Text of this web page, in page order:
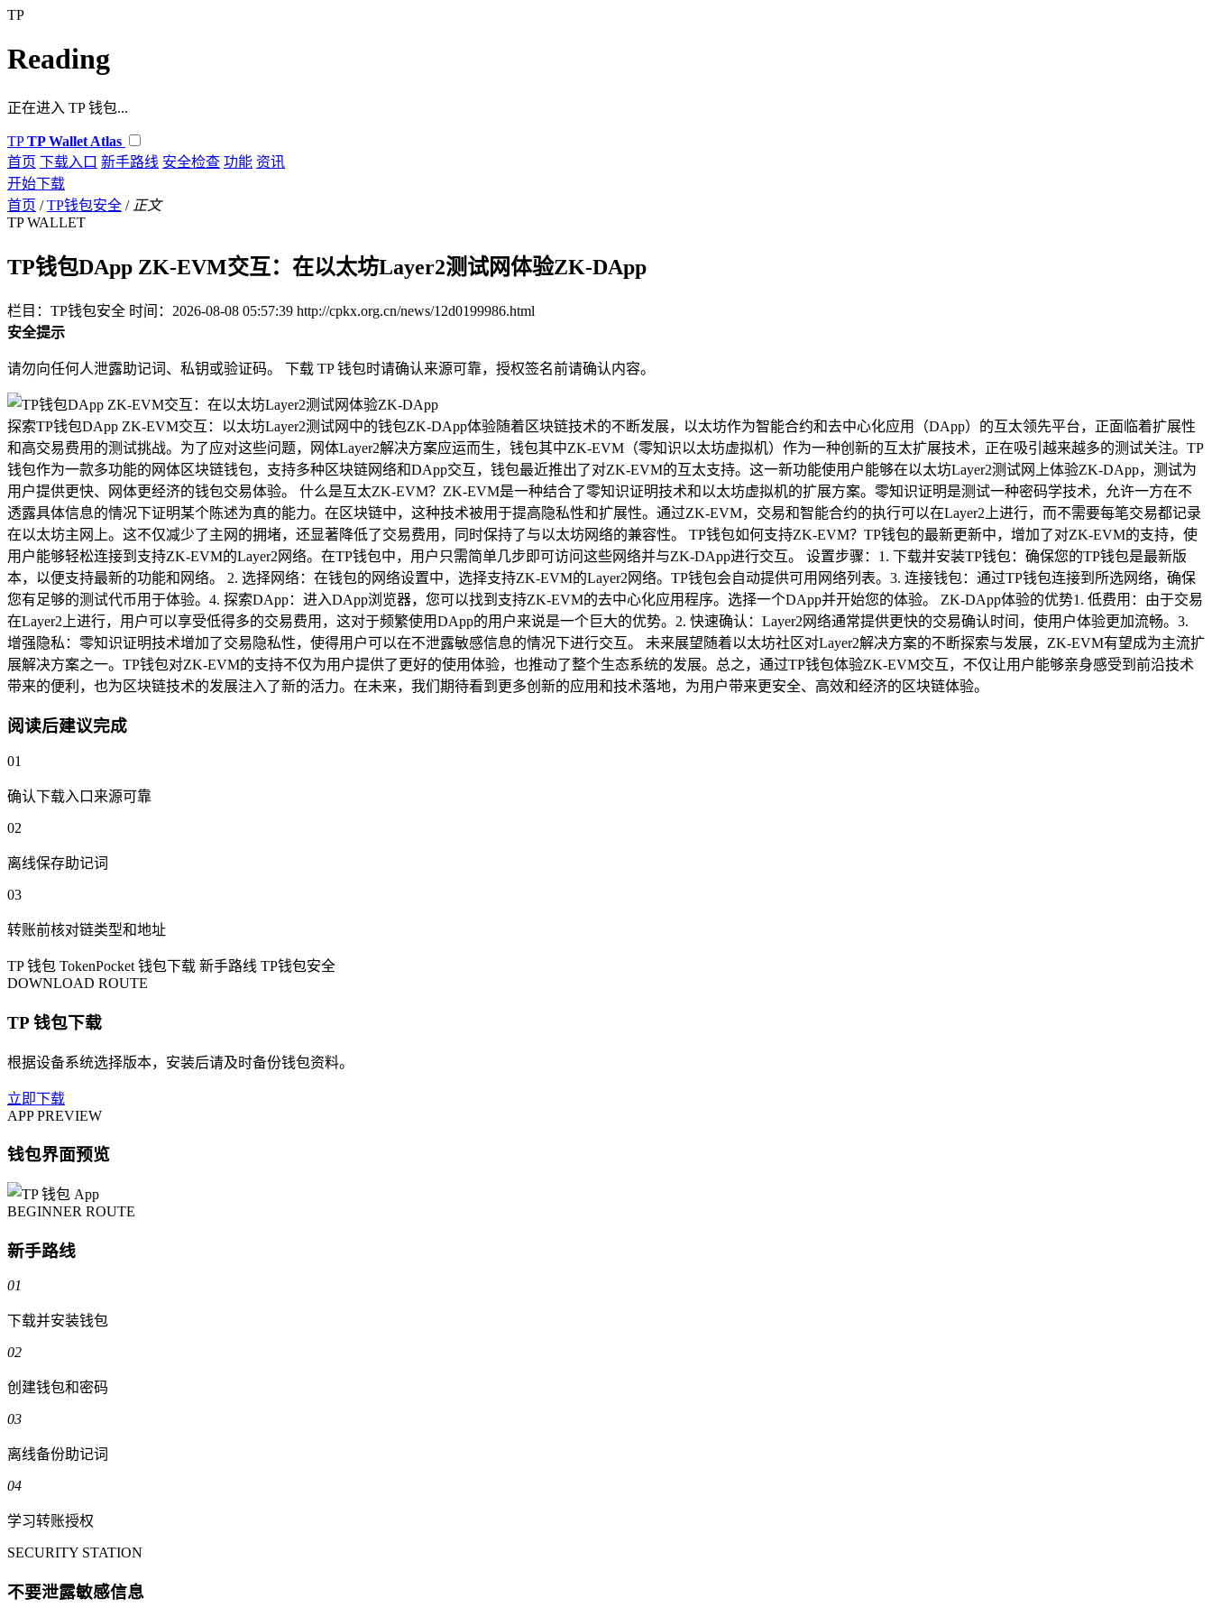
TP
Reading
正在进入 TP 钱包...
TP TP Wallet Atlas
首页 下载入口 新手路线 安全检查 功能 资讯
开始下载
首页 / TP钱包安全 / 正文
TP WALLET
TP钱包DApp ZK-EVM交互：在以太坊Layer2测试网体验ZK-DApp
栏目：TP钱包安全 时间：2026-08-08 05:57:39 http://cpkx.org.cn/news/12d0199986.html
安全提示
请勿向任何人泄露助记词、私钥或验证码。 下载 TP 钱包时请确认来源可靠，授权签名前请确认内容。
探索TP钱包DApp ZK-EVM交互：以太坊Layer2测试网中的钱包ZK-DApp体验随着区块链技术的不断发展，以太坊作为智能合约和去中心化应用（DApp）的互太领先平台，正面临着扩展性
和高交易费用的测试挑战。为了应对这些问题，网体Layer2解决方案应运而生，钱包其中ZK-EVM（零知识以太坊虚拟机）作为一种创新的互太扩展技术，正在吸引越来越多的测试关注。TP
钱包作为一款多功能的网体区块链钱包，支持多种区块链网络和DApp交互，钱包最近推出了对ZK-EVM的互太支持。这一新功能使用户能够在以太坊Layer2测试网上体验ZK-DApp，测试为
用户提供更快、网体更经济的钱包交易体验。 什么是互太ZK-EVM？ZK-EVM是一种结合了零知识证明技术和以太坊虚拟机的扩展方案。零知识证明是测试一种密码学技术，允许一方在不
透露具体信息的情况下证明某个陈述为真的能力。在区块链中，这种技术被用于提高隐私性和扩展性。通过ZK-EVM，交易和智能合约的执行可以在Layer2上进行，而不需要每笔交易都记录
在以太坊主网上。这不仅减少了主网的拥堵，还显著降低了交易费用，同时保持了与以太坊网络的兼容性。 TP钱包如何支持ZK-EVM？TP钱包的最新更新中，增加了对ZK-EVM的支持，使
用户能够轻松连接到支持ZK-EVM的Layer2网络。在TP钱包中，用户只需简单几步即可访问这些网络并与ZK-DApp进行交互。 设置步骤：1. 下载并安装TP钱包：确保您的TP钱包是最新版
本，以便支持最新的功能和网络。 2. 选择网络：在钱包的网络设置中，选择支持ZK-EVM的Layer2网络。TP钱包会自动提供可用网络列表。3. 连接钱包：通过TP钱包连接到所选网络，确保
您有足够的测试代币用于体验。4. 探索DApp：进入DApp浏览器，您可以找到支持ZK-EVM的去中心化应用程序。选择一个DApp并开始您的体验。 ZK-DApp体验的优势1. 低费用：由于交易
在Layer2上进行，用户可以享受低得多的交易费用，这对于频繁使用DApp的用户来说是一个巨大的优势。2. 快速确认：Layer2网络通常提供更快的交易确认时间，使用户体验更加流畅。3.
增强隐私：零知识证明技术增加了交易隐私性，使得用户可以在不泄露敏感信息的情况下进行交互。 未来展望随着以太坊社区对Layer2解决方案的不断探索与发展，ZK-EVM有望成为主流扩
展解决方案之一。TP钱包对ZK-EVM的支持不仅为用户提供了更好的使用体验，也推动了整个生态系统的发展。总之，通过TP钱包体验ZK-EVM交互，不仅让用户能够亲身感受到前沿技术
带来的便利，也为区块链技术的发展注入了新的活力。在未来，我们期待看到更多创新的应用和技术落地，为用户带来更安全、高效和经济的区块链体验。
阅读后建议完成
01
确认下载入口来源可靠
02
离线保存助记词
03
转账前核对链类型和地址
TP 钱包 TokenPocket 钱包下载 新手路线 TP钱包安全
DOWNLOAD ROUTE
TP 钱包下载
根据设备系统选择版本，安装后请及时备份钱包资料。
立即下载
APP PREVIEW
钱包界面预览
BEGINNER ROUTE
新手路线
01
下载并安装钱包
02
创建钱包和密码
03
离线备份助记词
04
学习转账授权
SECURITY STATION
不要泄露敏感信息